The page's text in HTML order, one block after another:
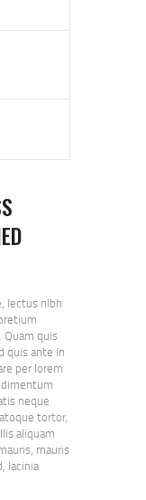
lectus nibh
Quam quis
quis ante in
per lorem
neque
tortor,
aliquam
mauris
lacinia